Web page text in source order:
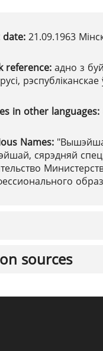
date: 21.09.1963
reference: адно з
in other languages:
Names:
сярэдняй
sources